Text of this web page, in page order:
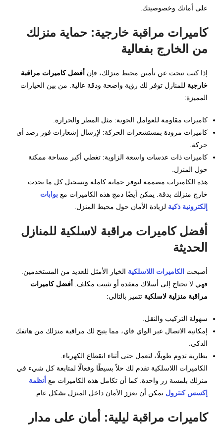
على أمانك وخصوصيتك.
كاميرات مراقبة خارجية: حماية منزلك
من الخارج بفعالية
إذا كنت تبحث عن تأمين محيط منزلك، فإن أفضل كاميرات مراقبة
خارجية للمنازل توفر لك رؤية واضحة ودقة عالية. من بين الخيارات
المميزة:
كاميرات مقاومة للعوامل الجوية: مثل المطر والحرارة.
كاميرات مزودة بمستشعرات الحركة: لإرسال إشعارات فور رصد أي
حركة.
كاميرات ذات عدسات واسعة الزاوية: تغطي أكبر مساحة ممكنة
حول المنزل.
هذه الكاميرات مصممة لتوفر حماية كاملة وتسجيل كل ما يحدث
خارج منزلك بدقة. يمكن أيضًا دمج هذه الكاميرات مع بوابات
إلكترونية ذكية لزيادة الأمان حول محيط المنزل.
أفضل كاميرات مراقبة لاسلكية للمنازل
الحديثة
أصبحت الكاميرات اللاسلكية الخيار الأمثل للعديد من المستخدمين.
فهي لا تحتاج إلى أسلاك معقدة أو تثبيت مكلف.
أفضل كاميرات
مراقبة منزلية لاسلكية تتميز بالتالي:
سهولة التركيب والنقل.
إمكانية الاتصال عبر الواي فاي، مما يتيح لك مراقبة منزلك من هاتفك
الذكي.
بطارية تدوم طويلًا، لتعمل حتى أثناء انقطاع الكهرباء.
الكاميرات اللاسلكية تقدم لك حلاً بسيطًا وفعالًا لمتابعة كل شيء في
منزلك بلمسة زر واحدة. كما أن تكامل هذه الكاميرات مع أنظمة
إكسس كنترول يمكن أن يعزز الأمان داخل المنزل بشكل عام.
كاميرات مراقبة ليلية: أمان على مدار